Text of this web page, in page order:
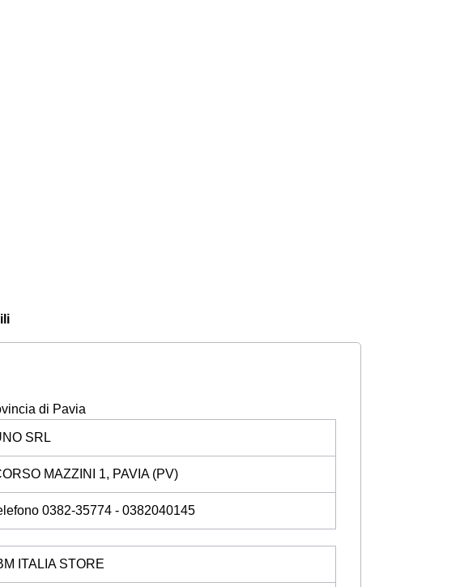
di Pavia
SRL
MAZZINI 1, PAVIA (PV)
0382-35774 - 0382040145
ITALIA STORE